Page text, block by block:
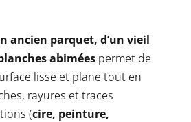
ancien parquet, d’un vieil
abiméespermet de
lisse et plane tout en
rayures et traces
(cire, peinture,